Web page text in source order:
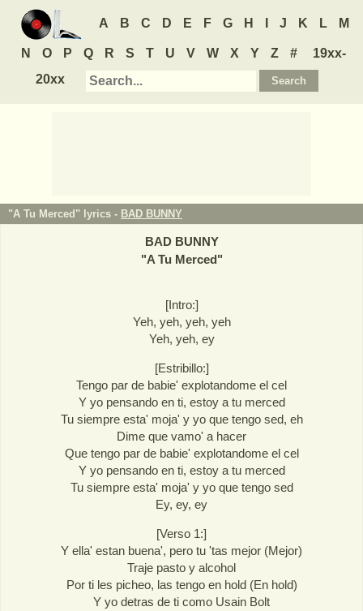
A B C D E F G H J K L M
N O P Q R S T U V W X Y Z #
19xx-
20xx
"A Tu Merced" lyrics - BAD BUNNY
BAD BUNNY
"A Tu Merced"
[Intro:]
Yeh, yeh, yeh, yeh
Yeh, yeh, ey
[Estribillo:]
Tengo par de babie' explotandome el cel
Y yo pensando en ti, estoy a tu merced
Tu siempre esta' moja' y yo que tengo sed, eh
Dime que vamo' a hacer
Que tengo par de babie' explotandome el cel
Y yo pensando en ti, estoy a tu merced
Tu siempre esta' moja' y yo que tengo sed
Ey, ey, ey
[Verso 1:]
Y ella' estan buena', pero tu 'tas mejor (Mejor)
Traje pasto y alcohol
Por ti les picheo, las tengo en hold (En hold)
Y yo detras de ti como Usain Bolt